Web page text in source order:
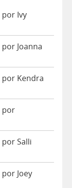
Ivy
Joanna
Kendra
por
Salli
Joey